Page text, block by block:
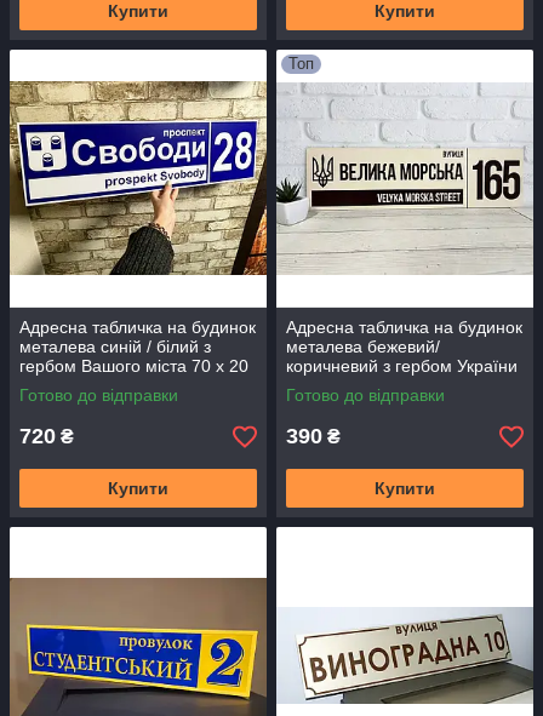
Купити Купити
Адресна табличка на будинок
металева синій / білий з
гербом Вашого міста 70 х 20
см
Готово до відправки
720 ₴
Купити
Топ
Адресна табличка на будинок
металева бежевий/
коричневий з гербом України
50 х 14 см
Готово до відправки
390 ₴
Купити